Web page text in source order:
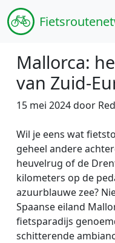
Fiets
Mallorca:
van Zuid-
15 mei 2024 door
Wil je eens wat
geheel andere
heuvelrug of de
kilometers op de
azuurblauwe zee?
Spaanse eiland
fietsparadijs
schitterende